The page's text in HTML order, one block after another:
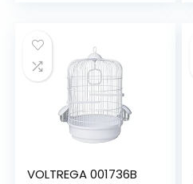
VOLTREGA 001736B